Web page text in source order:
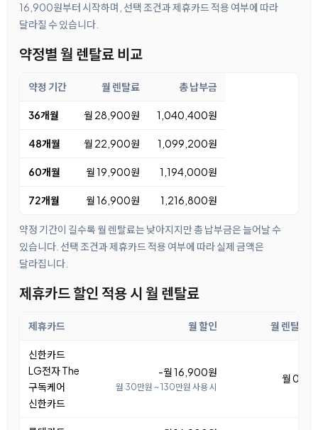
16,900원부터 시작하며, 선택 조건과 제휴카드 적용 여부에 따라
달라질 수 있습니다.
약정별 월 렌탈료 비교
약정 기간 월 렌탈료 총 납부금
36개월 월 28,900원 1,040,400원
48개월 월 22,900원 1,099,200원
60개월 월 19,900원 1,194,000원
72개월 월 16,900원 1,216,800원
약정 기간이 길수록 월 렌탈료는 낮아지지만 총 납부금은 늘어날 수
있습니다. 선택 조건과 제휴카드 적용 여부에 따라 실제 금액은
달라집니다.
제휴카드 할인 적용 시 월 렌탈료
제휴카드 월 할인 월 렌탈료
신한카드
LG전자 The
구독케어
신한카드
-월 16,900원
월 30만원 ~ 130만원 사용 시
월 0원